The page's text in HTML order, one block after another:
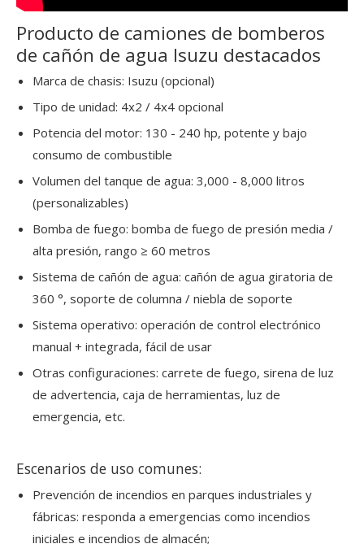
Producto de camiones de bomberos
de cañón de agua Isuzu destacados
Marca de chasis: Isuzu (opcional)
Tipo de unidad: 4x2 / 4x4 opcional
Potencia del motor: 130 - 240 hp, potente y bajo
consumo de combustible
Volumen del tanque de agua: 3,000 - 8,000 litros
(personalizables)
Bomba de fuego: bomba de fuego de presión media /
alta presión, rango ≥ 60 metros
Sistema de cañón de agua: cañón de agua giratoria de
360 ​​°, soporte de columna / niebla de soporte
Sistema operativo: operación de control electrónico
manual + integrada, fácil de usar
Otras configuraciones: carrete de fuego, sirena de luz
de advertencia, caja de herramientas, luz de
emergencia, etc.
Escenarios de uso comunes:
Prevención de incendios en parques industriales y
fábricas: responda a emergencias como incendios
iniciales e incendios de almacén;